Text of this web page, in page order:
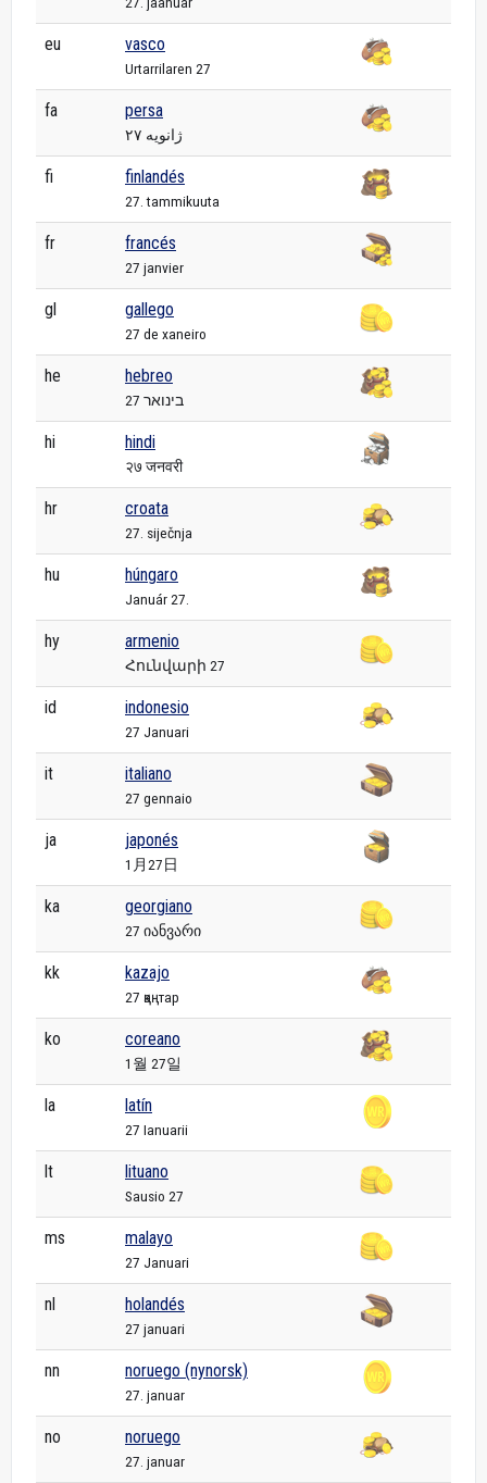
eu vasco
Urtarrilaren 27
fa persa
۲۷ ژانویه
fi finlandés
27. tammikuuta
fr francés
27 janvier
gl gallego
27 de xaneiro
he hebreo
27 בינואר
hi hindi
२७ जनवरी
hr croata
27. siječnja
hu húngaro
Január 27.
hy armenio
Հունվարի 27
id indonesio
27 Januari
it italiano
27 gennaio
ja japonés
1月27日
ka georgiano
27 იანვარი
kk kazajo
27 қаңтар
ko coreano
1월 27일
la latín
27 Ianuarii
lt lituano
Sausio 27
ms malayo
27 Januari
nl holandés
27 januari
nn noruego (nynorsk)
27. januar
no noruego
27. januar